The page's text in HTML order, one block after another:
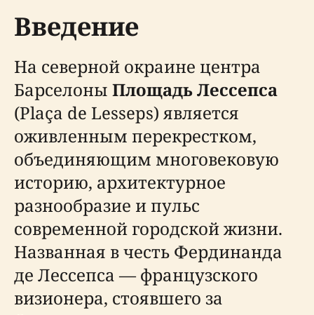
Введение
На северной окраине центра
Барселоны Площадь Лессепса
(Plaça de Lesseps) является
оживленным перекрестком,
объединяющим многовековую
историю, архитектурное
разнообразие и пульс
современной городской жизни.
Названная в честь Фердинанда
де Лессепса — французского
визионера, стоявшего за